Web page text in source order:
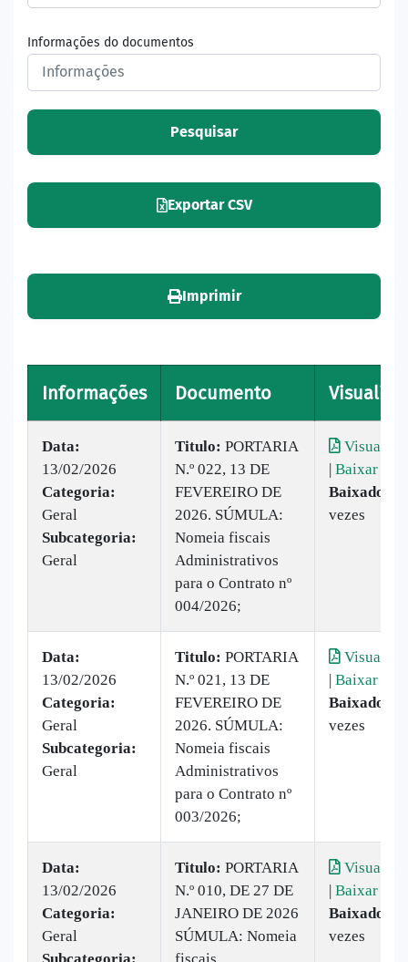
Informações do documentos
Pesquisar
Exportar CSV
Imprimir
Informações Documento
Data:
13/02/2026
Categoria:
Geral
Subcategoria:
Geral
Titulo: PORTARIA
N.º 022, 13 DE
FEVEREIRO DE
2026. SÚMULA:
Nomeia fiscais
Administrativos
para o Contrato nº
004/2026;
| Baixar
Baixado:
vezes
Data:
13/02/2026
Categoria:
Geral
Subcategoria:
Geral
Titulo: PORTARIA
N.º 021, 13 DE
FEVEREIRO DE
2026. SÚMULA:
Nomeia fiscais
Administrativos
para o Contrato nº
003/2026;
| Baixar
Baixado:
vezes
Data:
13/02/2026
Categoria:
Geral
Titulo: PORTARIA
N.º 010, DE 27 DE
JANEIRO DE 2026
SÚMULA: Nomeia
| Baixar
Baixado:
vezes